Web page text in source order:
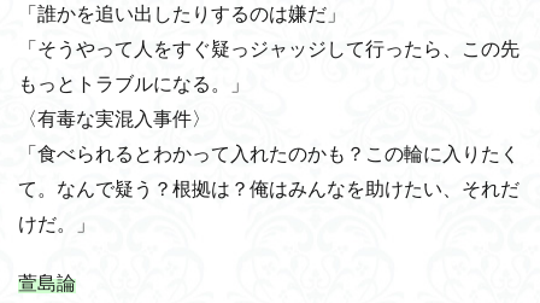
「誰かを追い出したりするのは嫌だ」
「そうやって人をすぐ疑っジャッジして行ったら、この先
もっとトラブルになる。」
〈有毒な実混入事件〉
「食べられるとわかって入れたのかも？この輪に入りたく
て。なんで疑う？根拠は？俺はみんなを助けたい、それだ
けだ。」
萱島論